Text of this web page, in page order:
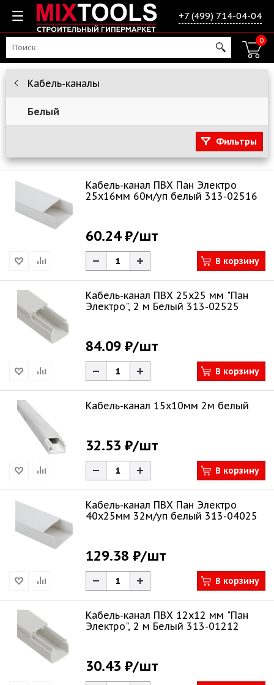
+7 (499) 714-04-04
0
Кабель-каналы
Белый
Фильтры
Кабель-канал ПВХ Пан Электро
25х16мм 60м/уп белый 313-02516
60.24 ₽/шт
В корзину
Кабель-канал ПВХ 25х25 мм "Пан
Электро", 2 м Белый 313-02525
84.09 ₽/шт
В корзину
Кабель-канал 15х10мм 2м белый
32.53 ₽/шт
В корзину
Кабель-канал ПВХ Пан Электро
40х25мм 32м/уп белый 313-04025
129.38 ₽/шт
В корзину
Кабель-канал ПВХ 12х12 мм "Пан
Электро", 2 м Белый 313-01212
30.43 ₽/шт